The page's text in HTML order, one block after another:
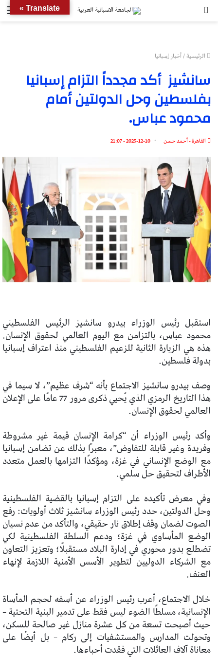
الرئيسية/أخبار إسبانيا
سانشيز أكد مجدداً التزام إسبانيا
بفلسطين وحل الدولتين أمام
محمود عباس.
القاهرة - أحمد حسن 2025-12-10 - 21:07
استقبل رئيس الوزراء بيدرو سانشيز الرئيس الفلسطيني
محمود عباس، بالتزامن مع اليوم العالمي لحقوق الإنسان.
هذه هي الزيارة الثانية للزعيم الفلسطيني منذ اعتراف إسبانيا
بدولة فلسطين.
وصف بيدرو سانشيز الاجتماع بأنه “شرف عظيم”، لا سيما في
هذا التاريخ الرمزي الذي يُحيي ذكرى مرور 77 عامًا على الإعلان
العالمي لحقوق الإنسان.
وأكد رئيس الوزراء أن “كرامة الإنسان قيمة غير مشروطة
وفريدة وغير قابلة للتفاوض”، معبرًا بذلك عن تضامن إسبانيا
مع الوضع الإنساني في غزة، ومؤكدًا التزامها بالعمل متعدد
الأطراف لتحقيق حل سلمي.
وفي معرض تأكيده على التزام إسبانيا بالقضية الفلسطينية
وحل الدولتين، حدد رئيس الوزراء سانشيز ثلاث أولويات: رفع
الصوت لضمان وقف إطلاق نار حقيقي، والتأكد من عدم نسيان
الوضع المأساوي في غزة؛ ودعم السلطة الفلسطينية لكي
تضطلع بدور محوري في إدارة البلاد مستقبلًا؛ وتعزيز التعاون
مع الشركاء الدوليين لتطوير الأسس الأمنية اللازمة لإنهاء
العنف.
خلال الاجتماع، أعرب رئيس الوزراء عن أسفه لحجم المأساة
الإنسانية، مسلطًا الضوء ليس فقط على تدمير البنية التحتية –
حيث أصبحت تسعة من كل عشرة منازل غير صالحة للسكن،
وتحولت المدارس والمستشفيات إلى ركام – بل أيضًا على
معاناة آلاف العائلات التي فقدت أحباءها.
Translate »